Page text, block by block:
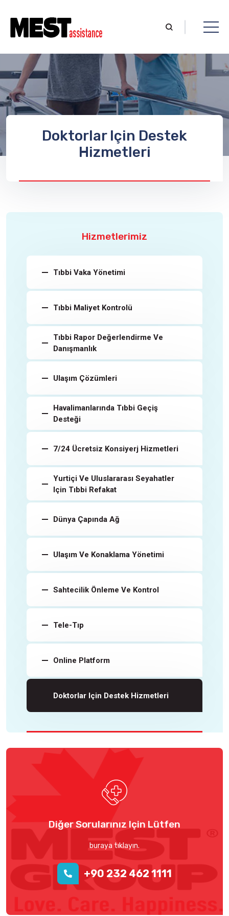
Doktorlar Için Destek
Hizmetleri
Hizmetlerimiz
Tıbbi Vaka Yönetimi
Tıbbi Maliyet Kontrolü
Tıbbi Rapor Değerlendirme Ve
Danışmanlık
Ulaşım Çözümleri
Havalimanlarında Tıbbi Geçiş
Desteği
7/24 Ücretsiz Konsiyerj Hizmetleri
Yurtiçi Ve Uluslararası Seyahatler
Için Tıbbi Refakat
Dünya Çapında Ağ
Ulaşım Ve Konaklama Yönetimi
Sahtecilik Önleme Ve Kontrol
Tele-Tıp
Online Platform
Doktorlar Için Destek Hizmetleri
Diğer Sorularınız Için Lütfen
buraya tıklayın.
+90 232 462 1111